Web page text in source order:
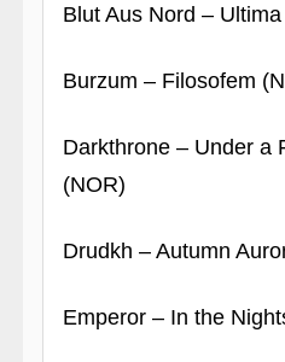
Blut Aus Nord –
Burzum – Filosofem
Darkthrone – Under a
(NOR)
Drudkh – Autumn
Emperor – In the